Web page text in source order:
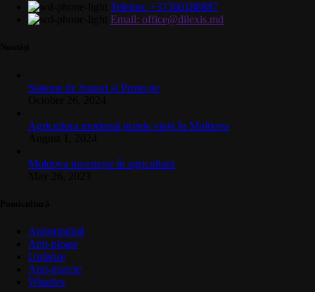
Telefon: +37360188887
Email: office@dilexis.md
Sisteme de Suport și Protecție
Agricultura modernă prinde viață în Moldova
Moldova investește în agricultură
Antigrindină
Anti-ploaie
Umbrire
Anti-insecte
Whailex